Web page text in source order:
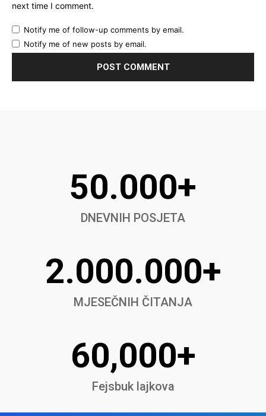
next time I comment.
Notify me of follow-up comments by email.
Notify me of new posts by email.
50.000+
DNEVNIH POSJETA
2.000.000+
MJESEČNIH ČITANJA
60,000+
Fejsbuk lajkova